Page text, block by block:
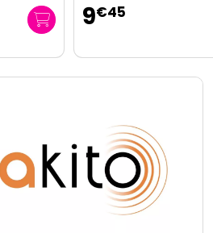
9€45